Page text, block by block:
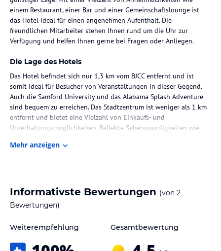
einem Restaurant, einer Bar und einer Gemeinschaftslounge ist
das Hotel ideal für einen angenehmen Aufenthalt. Die
freundlichen Mitarbeiter stehen Ihnen rund um die Uhr zur
Verfügung und helfen Ihnen gerne bei Fragen oder Anliegen.
Die Lage des Hotels
Das Hotel befindet sich nur 1,3 km vom BJCC entfernt und ist
somit ideal für Besucher von Veranstaltungen in dieser Gegend.
Auch die Samford University und das Alabama Splash Adventure
sind bequem zu erreichen. Das Stadtzentrum ist weniger als 1 km
entfernt und bietet eine Vielzahl von Einkaufs- und
Unterhaltungsmöglichkeiten. Beliebte Sehenswürdigkeiten wie
sind ebenfalls in der Nähe.
Collection By Hilton sind komfortabel und stilvoll eingerichtet.
Jedes Zimmer verfügt über Annehmlichkeiten wie einen Flachbild-
einen Schreibtisch. Die Betten sind mit hochwertiger Bettwäsche
oder eine Dusche sowie einen Haartrockner.
Mehr anzeigen
Informativste Bewertungen (von 2
Bewertungen)
Weiterempfehlung Gesamtbewertung